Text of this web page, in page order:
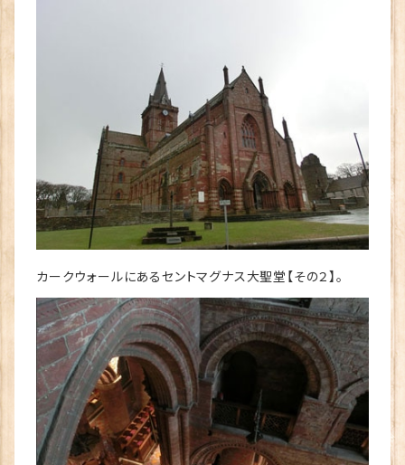
カークウォールにあるセントマグナス大聖堂【その２】。